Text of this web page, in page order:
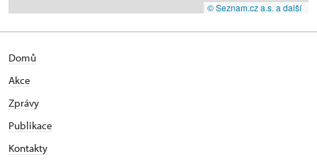
© Seznam.cz a.s. a další
Domů
Akce
Zprávy
Publikace
Kontakty